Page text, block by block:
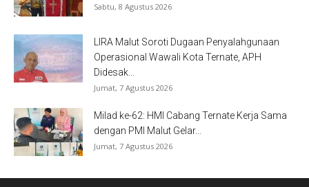
Sabtu, 8 Agustus 2026
LIRA Malut Soroti Dugaan Penyalahgunaan
Operasional Wawali Kota Ternate, APH
Didesak...
Jumat, 7 Agustus 2026
Milad ke-62: HMI Cabang Ternate Kerja Sama
dengan PMI Malut Gelar...
Jumat, 7 Agustus 2026